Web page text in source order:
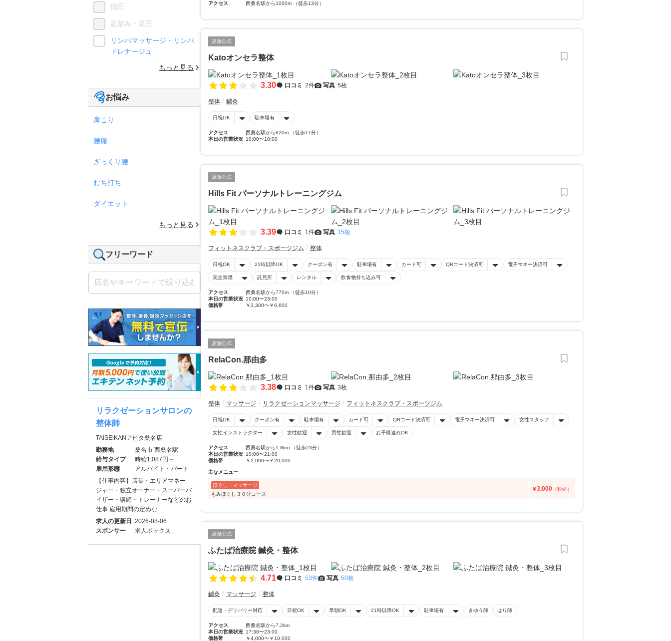
アクセス 西桑名駅から1000m （徒歩13分）
店舗公式
Katoオンセラ整体
3.30 口コミ 2件 写真 5枚
整体 鍼灸
日祝OK 駐車場有
アクセス
西桑名駅から820m （徒歩11分）
本日の営業状況 10:00〜18:00
店舗公式
Hills Fit パーソナルトレーニングジム
3.39 口コミ 1件 写真 15枚
フィットネスクラブ・スポーツジム 整体
日祝OK 21時以降OK クーポン有 駐車場有 カード可 QRコード決済可 電子マネー決済可
完全禁煙 託児所 レンタル 飲食物持ち込み可
アクセス
西桑名駅から770m （徒歩10分）
本日の営業状況 10:00〜23:00
価格帯
￥3,300〜￥6,600
店舗公式
RelaCon.那由多
3.38 口コミ 1件 写真 3枚
整体 マッサージ リラクゼーションマッサージ フィットネスクラブ・スポーツジム
日祝OK クーポン有 駐車場有 カード可 QRコード決済可 電子マネー決済可 女性スタッフ
女性インストラクター 女性歓迎 男性歓迎 お子様連れOK
アクセス
西桑名駅から1.8km （徒歩23分）
本日の営業状況 10:00〜21:00
価格帯
￥2,000〜￥20,000
主なメニュー
ほぐし・マッサージ
もみほぐし３０分コース
￥3,000 （税込）
店舗公式
ふたば治療院 鍼灸・整体
4.71 口コミ 53件 写真 50枚
鍼灸 マッサージ 整体
配達・デリバリー対応 日祝OK 早朝OK 21時以降OK 駐車場有 きゆう師 はり師
アクセス
西桑名駅から7.2km
本日の営業状況 17:30〜23:00
価格帯
￥4,000〜￥10,000
指圧
足踏み・足圧
リンパマッサージ・リンパ
ドレナージュ
もっと見る
お悩み
肩こり
腰痛
ぎっくり腰
むち打ち
ダイエット
もっと見る
フリーワード
リラクゼーションサロンの
整体師
TAiSEiKANアピタ桑名店
勤務地
桑名市 西桑名駅
給与タイプ
時給1,087円～
雇用形態
アルバイト・パート
【仕事内容】店長・エリアマネー
ジャー・独立オーナー・スーパーバ
イザー・講師・トレーナーなどのお
仕事 雇用期間の定めな…
求人の更新日 2026-08-06
スポンサー
求人ボックス